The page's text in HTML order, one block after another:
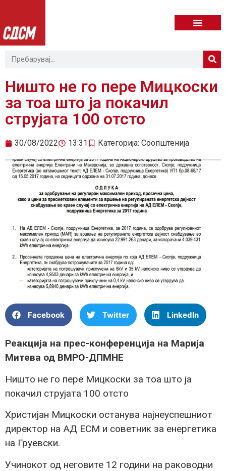
Ништо не го пере Мицкоски
за тоа што ја покачил
струјата 100 отсто
30/08/2022 13:31 Категорија: Соопштенија
Facebook Twitter LinkedIn
Реакција на прес-конференција на Марија
Митева од ВМРО-ДПМНЕ
Ништо не го пере Мицкоски за тоа што ја
покачил струјата 100 отсто
Христијан Мицкоски останува најнеуспешниот
директор на АД ЕСМ и советник за енергетика
на Груевски.
Учинокот од неговите 12 години на раководни